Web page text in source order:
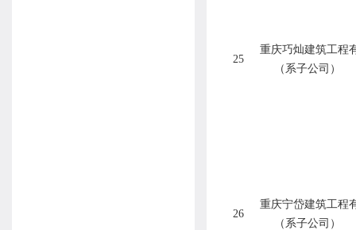
25
重庆巧灿建筑工程
（系子公司）
26
重庆宁岱建筑工程
（系子公司）